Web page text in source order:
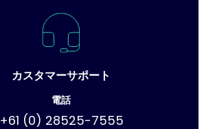
カスタマーサポート
電話
+61 (0) 28525-7555